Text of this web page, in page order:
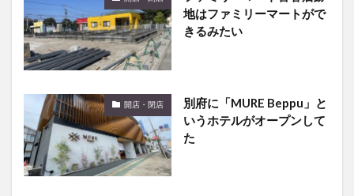
地はファミリーマートがで
きるみたい
開店・閉店
別府に「MURE Beppu」と
いうホテルがオープンして
た